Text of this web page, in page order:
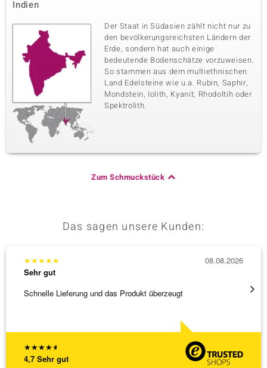
Indien
Der Staat in Südasien zählt nicht nur zu
den bevölkerungsreichsten Ländern der
Erde, sondern hat auch einige
bedeutende Bodenschätze vorzuweisen.
So stammen aus dem multiethnischen
Land Edelsteine wie u.a. Rubin, Saphir,
Mondstein, Iolith, Kyanit, Rhodoltih oder
Spektrolith.
Zum Schmuckstück
Das sagen unsere Kunden:
★★★★★
4,7 Sehr gut
★★★★★
Sehr gut
Schnelle Lieferung und das Produkt überzeugt
08.08.2026